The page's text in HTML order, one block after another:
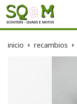
inicio recambios